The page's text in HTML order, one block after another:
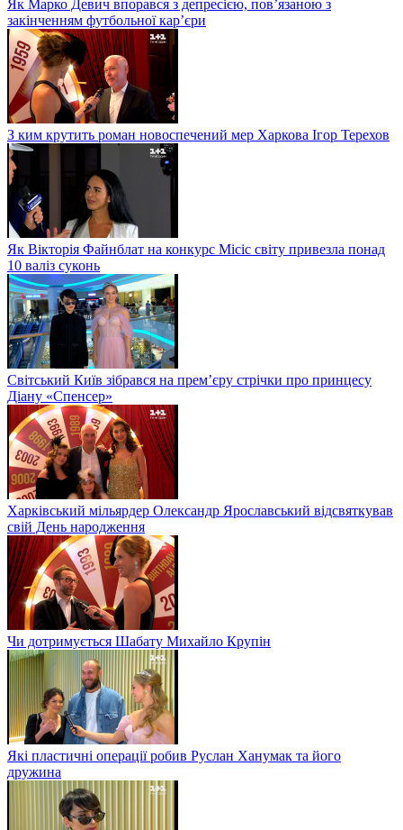
Як Марко Девич впорався з депресією, пов’язаною з
закінченням футбольної кар’єри
З ким крутить роман новоспечений мер Харкова Ігор Терехов
Як Вікторія Файнблат на конкурс Місіс світу привезла понад
10 валіз суконь
Світський Київ зібрався на прем’єру стрічки про принцесу
Діану «Спенсер»
Харківський мільярдер Олександр Ярославський відсвяткував
свій День народження
Чи дотримується Шабату Михайло Крупін
Які пластичні операції робив Руслан Ханумак та його
дружина